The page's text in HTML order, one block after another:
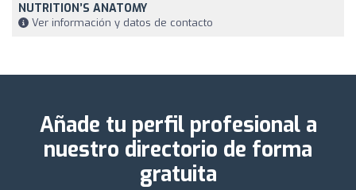
NUTRITION’S ANATOMY
Ver información y datos de contacto
Añade tu perfil profesional a
nuestro directorio de forma
gratuita